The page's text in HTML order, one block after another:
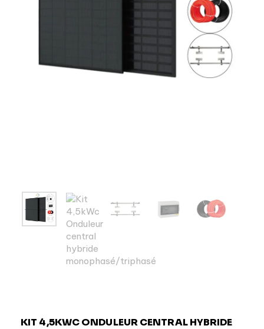
KIT 4,5KWC ONDULEUR CENTRAL HYBRIDE